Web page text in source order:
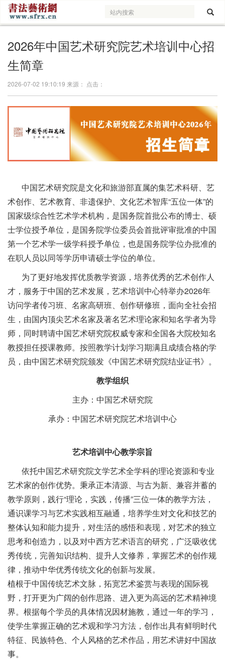
2026年中国艺术研究院艺术培训中心招
生简章
2026-07-02 19:10:19 来源： 点击：
中国艺术研究院是文化和旅游部直属的集艺术科研、艺
术创作、艺术教育、非遗保护、文化艺术智库“五位一体”的
国家级综合性艺术学术机构，是国务院首批公布的博士、硕
士学位授予单位，是国务院学位委员会首批评审批准的中国
第一个艺术学一级学科授予单位，也是国务院学位办批准的
在职人员以同等学历申请硕士学位的单位。
为了更好地发挥优质教学资源，培养优秀的艺术创作人
才，服务于中国的艺术发展，艺术培训中心特举办2026年
访问学者传习班、名家高研班、创作研修班，面向全社会招
生，由国内顶尖艺术名家及著名艺术理论家和知名学者为导
师，同时聘请中国艺术研究院权威专家和全国各大院校知名
教授担任授课教师。按照教学计划学习期满且成绩合格的学
员，由中国艺术研究院颁发《中国艺术研究院结业证书》。
教学组织
主办：中国艺术研究院
承办：中国艺术研究院艺术培训中心
艺术培训中心教学宗旨
依托中国艺术研究院文学艺术全学科的理论资源和专业
艺术家的创作优势。秉承正本清源、与古为新、兼容并蓄的
教学原则，践行“理论，实践，传播”三位一体的教学方法，
通识课学习与艺术实践相互融通，培养学生对文化和技艺的
整体认知和能力提升，对生活的感悟和表现，对艺术的独立
思考和创造力，以及对中西方艺术语言的研究，广泛吸收优
秀传统，完善知识结构、提升人文修养，掌握艺术的创作规
律，推动中华优秀传统文化的创新与发展。
植根于中国传统艺术文脉，拓宽艺术鉴赏与表现的国际视
野，打开更为广阔的创作思路、进入更为高远的艺术精神境
界。根据每个学员的具体情况因材施教，通过一年的学习，
使学生掌握正确的艺术观和学习方法，创作出具有鲜明时代
特征、民族特色、个人风格的艺术作品，用艺术讲好中国故
事。